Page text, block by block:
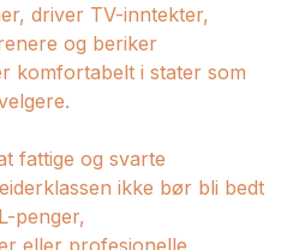
driver TV-inntekter,
og beriker
komfortabelt i stater som
fattige og svarte
ikke bør bli bedt
penger,
eller profesjonelle